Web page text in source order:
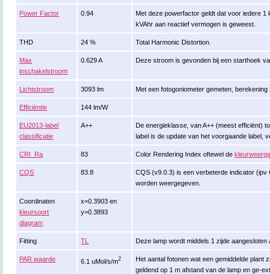
Power Factor 0.94
Met deze powerfactor geldt dat voor iedere 1
kVAhr aan reactief vermogen is geweest.
THD 24 % Total Harmonic Distortion.
Max
inschakelstroom
0.629 A Deze stroom is gevonden bij een starthoek
Lichtstroom 3093 lm Met een fotogoniometer gemeten,
Efficiëntie 144 lm/W
EU2013-label
classificatie
A++
De energieklasse, van A++ (meest efficiënt)
label is de update van het voorgaande label,
CRI_Ra 83 Color Rendering Index oftewel de
CQS 83.8
CQS (v9.0.3) is een verbeterde indicator
worden weergegeven.
Coordinaten
kleursoort
diagram
x=0.3903 en
y=0.3893
Fitting TL Deze lamp wordt middels 1 zijde aangesloten
PAR waarde 6.1 uMol/s/m2
Het aantal fotonen wat een gemiddelde plant
geldend op 1 m afstand van de lamp en ge-